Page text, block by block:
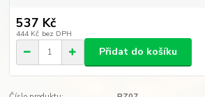
537 Kč
444 Kč bez DPH
Přidat do košíku